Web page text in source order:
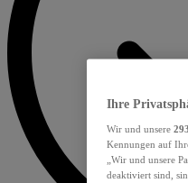
Ihre
Wir und unsere 293
Kennungen auf
„Wir und unsere
deaktiviert sind,